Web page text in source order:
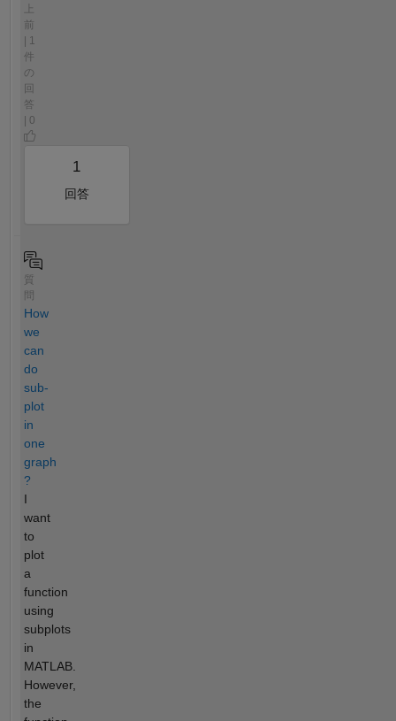
前
| 1
件
の
回
答
| 0
1
回答
質
How
we
can
do
sub-
plot
in
one
graph
?
I
want
to
plot
a
function
using
subplots
in
MATLAB.
However,
the